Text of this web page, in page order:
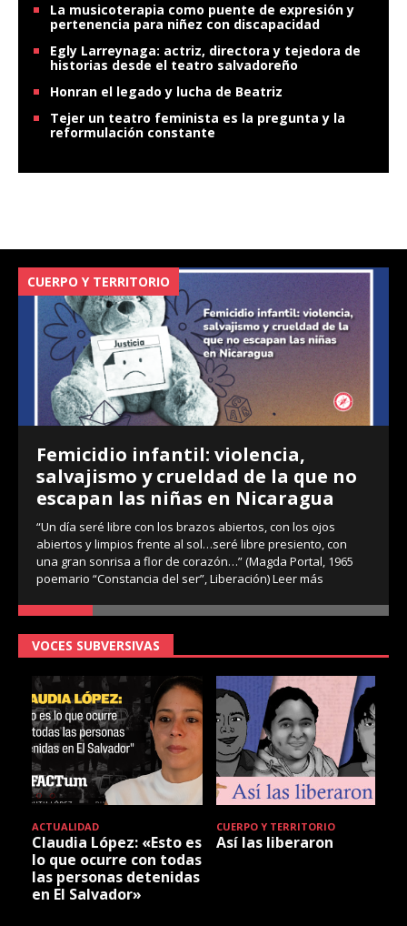
La musicoterapia como puente de expresión y
pertenencia para niñez con discapacidad
Egly Larreynaga: actriz, directora y tejedora de
historias desde el teatro salvadoreño
Honran el legado y lucha de Beatriz
Tejer un teatro feminista es la pregunta y la
reformulación constante
CUERPO Y TERRITORIO
Femicidio infantil: violencia,
salvajismo y crueldad de la que no
escapan las niñas en Nicaragua
“Un día seré libre con los brazos abiertos, con los ojos
abiertos y limpios frente al sol…seré libre presiento, con
una gran sonrisa a flor de corazón…” (Magda Portal, 1965
poemario “Constancia del ser”, Liberación)Leer más
VOCES SUBVERSIVAS
ACTUALIDAD
Claudia López: «Esto es
lo que ocurre con todas
las personas detenidas
en El Salvador»
CUERPO Y TERRITORIO
Así las liberaron